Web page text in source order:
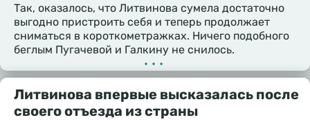
Так, оказалось, что Литвинова сумела достаточно
выгодно пристроить себя и теперь продолжает
сниматься в короткометражках. Ничего подобного
беглым Пугачевой и Галкину не снилось.
•••
Литвинова впервые высказалась после
своего отъезда из страны